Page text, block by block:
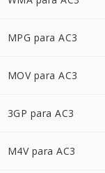
MPG para AC3
MOV para AC3
3GP para AC3
M4V para AC3